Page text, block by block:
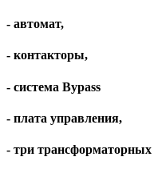
- автомат,
- контакторы,
- система Bypass
- плата управления,
- три трансформаторных